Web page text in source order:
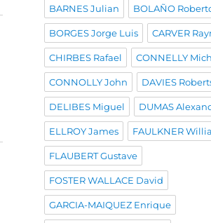
BARNES Julian BOLAÑO
BORGES Jorge Luis CARVER
CHIRBES Rafael CONNELLY
CONNOLLY John DAVIES
DELIBES Miguel DUMAS
ELLROY James FAULKNER
FLAUBERT Gustave
FOSTER WALLACE David
GARCIA-MAIQUEZ Enrique